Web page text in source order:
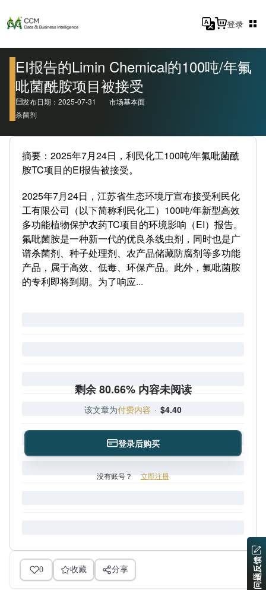
登录
EI报告的Limin Chemical的100吨/年氟
吡菌酰胺项目被接受
发布日期：2025-07-31
市场基本面
杀菌剂
摘要：2025年7月24日，利民化工100吨/年氟吡菌酰
胺TC项目的EI报告被接受。
2025年7月24日，江苏省生态环境厅宣布接受利民化
工有限公司（以下简称利民化工）100吨/年新型高效
多功能植物保护农药TC项目的环境影响（EI）报告。
氟吡菌胺是一种新一代的优良杀线虫剂，同时也是广
谱杀菌剂、种子处理剂、农产品储藏防腐剂等多功能
产品，属于高效、低毒、环保产品。此外，氟吡菌胺
的专利即将到期。为了响应...
剩余 80.66% 内容未阅读
该文章为付费内容 · $4.40
登录后购买
没有账号？ 立即注册
0 收藏 分享 问题反馈